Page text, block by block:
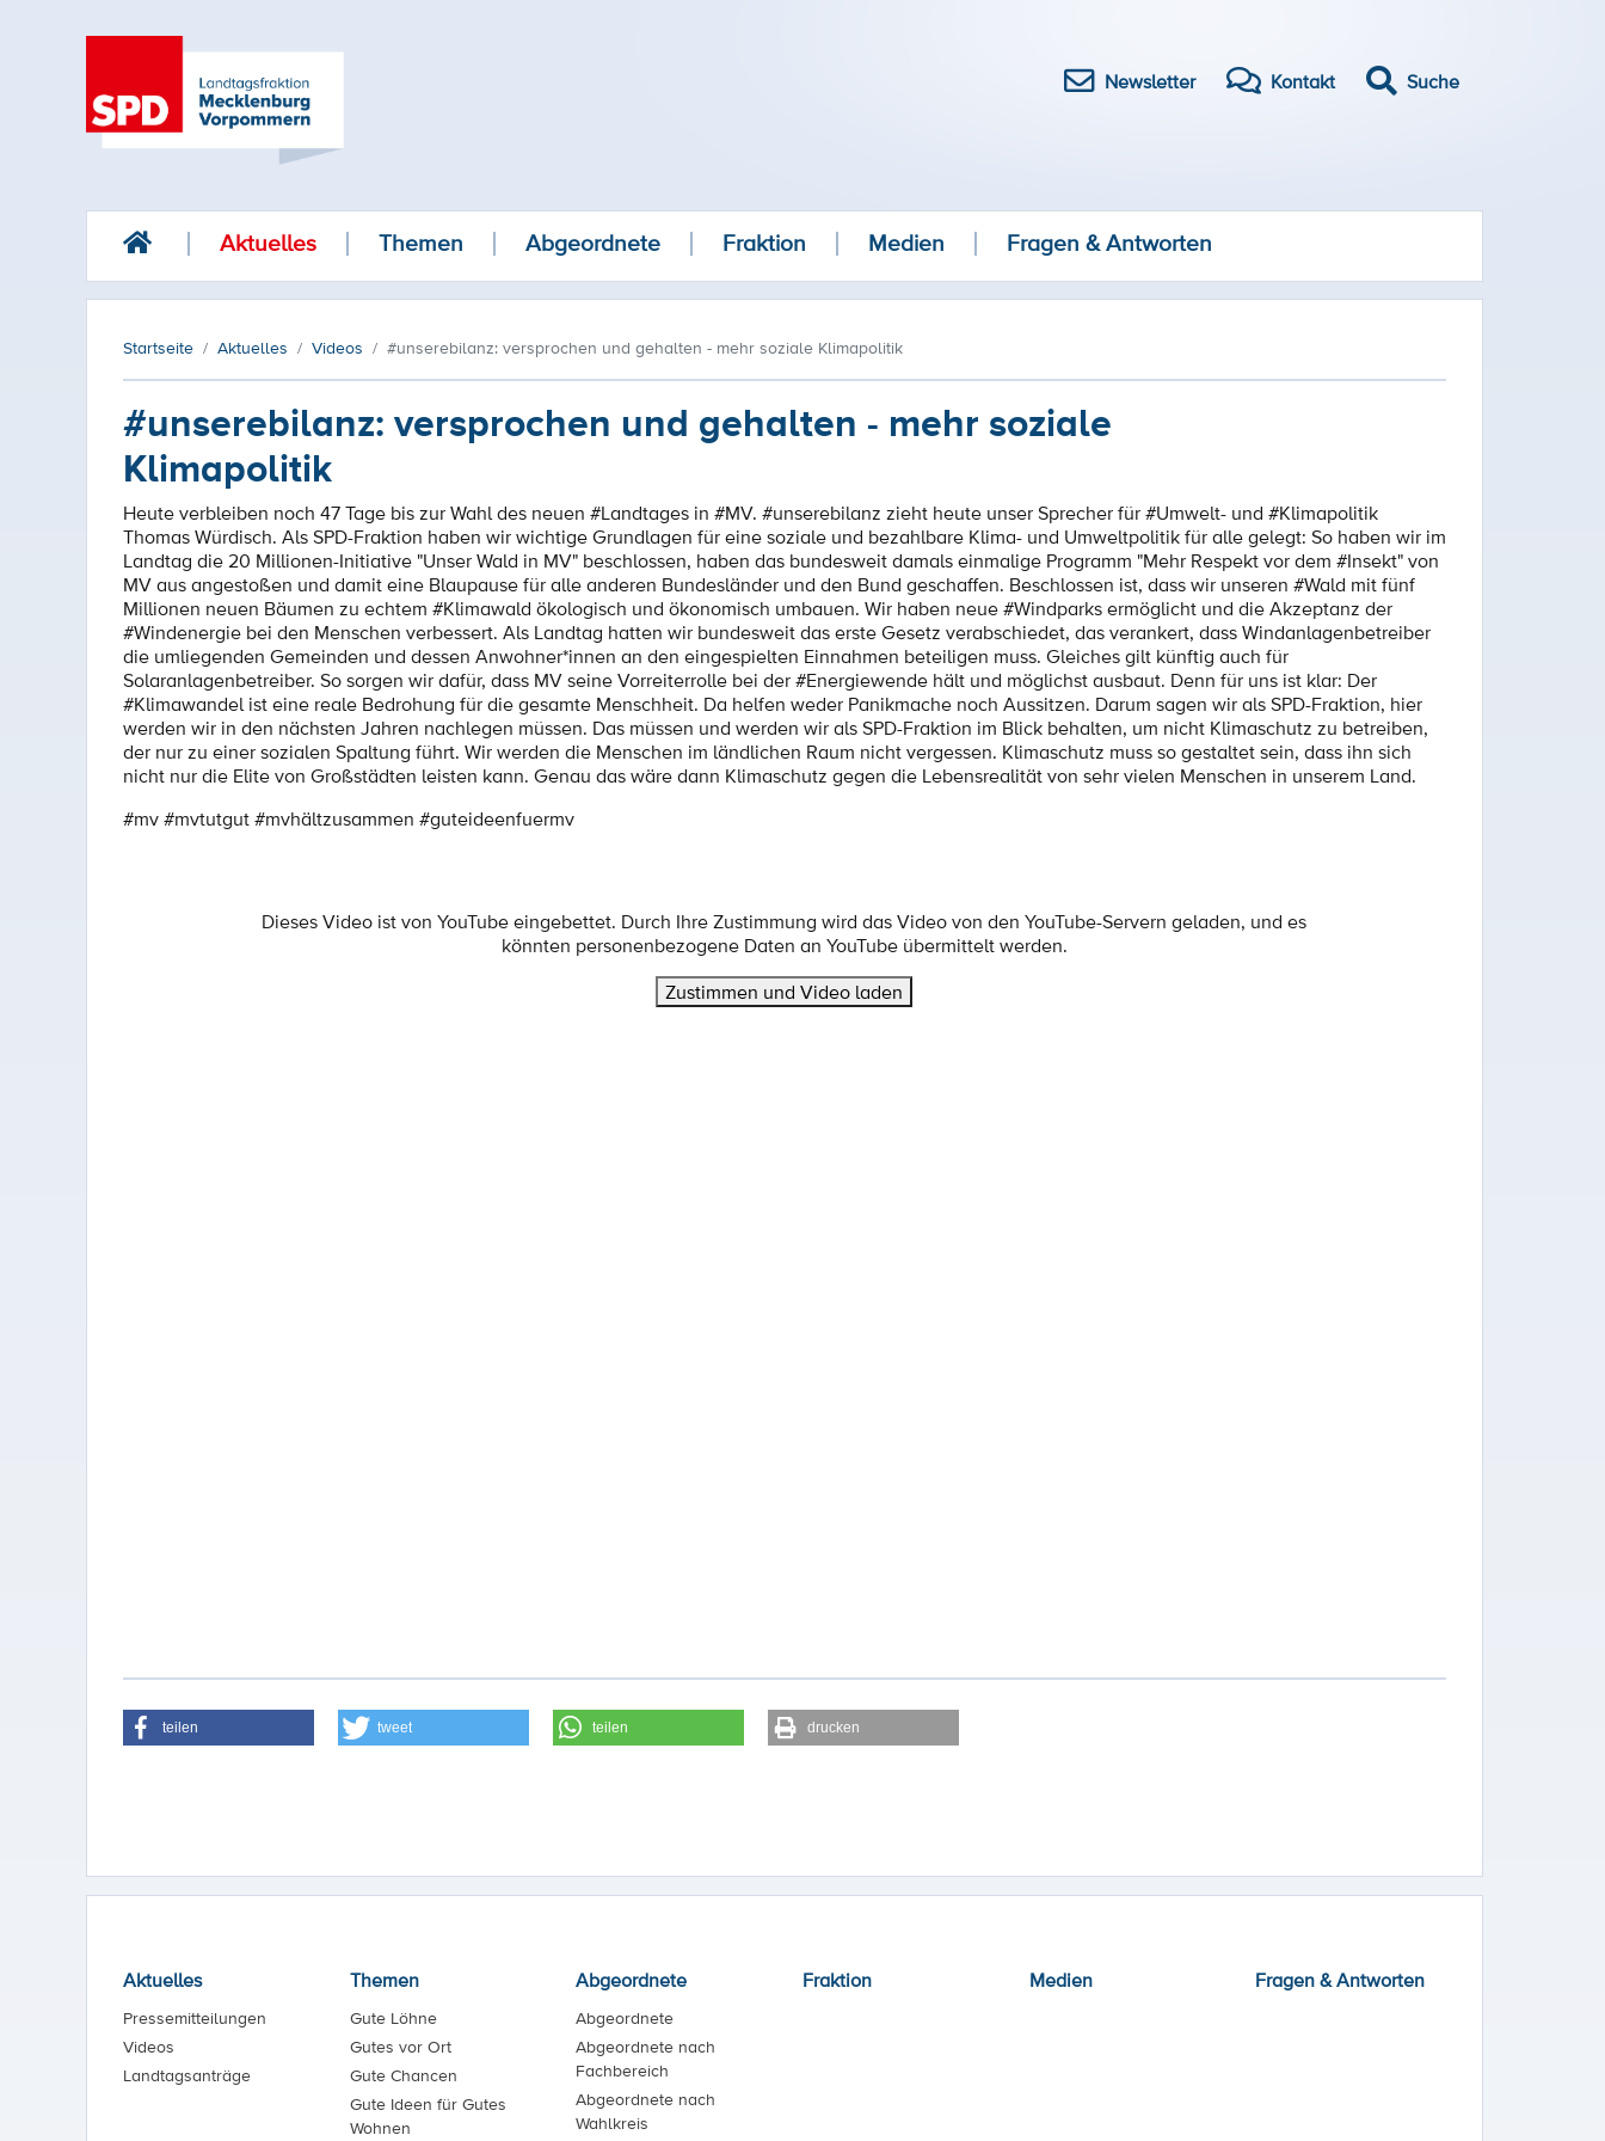
Newsletter Kontakt Suche
Aktuelles Themen Abgeordnete Fraktion Medien Fragen & Antworten
Startseite Aktuelles Videos #unserebilanz: versprochen und gehalten - mehr soziale Klimapolitik
#unserebilanz: versprochen und gehalten - mehr soziale
Klimapolitik
Heute verbleiben noch 47 Tage bis zur Wahl des neuen #Landtages in #MV. #unserebilanz zieht heute unser Sprecher für #Umwelt- und #Klimapolitik
Thomas Würdisch. Als SPD-Fraktion haben wir wichtige Grundlagen für eine soziale und bezahlbare Klima- und Umweltpolitik für alle gelegt: So haben wir im
Landtag die 20 Millionen-Initiative "Unser Wald in MV" beschlossen, haben das bundesweit damals einmalige Programm "Mehr Respekt vor dem #Insekt" von
MV aus angestoßen und damit eine Blaupause für alle anderen Bundesländer und den Bund geschaffen. Beschlossen ist, dass wir unseren #Wald mit fünf
Millionen neuen Bäumen zu echtem #Klimawald ökologisch und ökonomisch umbauen. Wir haben neue #Windparks ermöglicht und die Akzeptanz der
#Windenergie bei den Menschen verbessert. Als Landtag hatten wir bundesweit das erste Gesetz verabschiedet, das verankert, dass Windanlagenbetreiber
die umliegenden Gemeinden und dessen Anwohner*innen an den eingespielten Einnahmen beteiligen muss. Gleiches gilt künftig auch für
Solaranlagenbetreiber. So sorgen wir dafür, dass MV seine Vorreiterrolle bei der #Energiewende hält und möglichst ausbaut. Denn für uns ist klar: Der
#Klimawandel ist eine reale Bedrohung für die gesamte Menschheit. Da helfen weder Panikmache noch Aussitzen. Darum sagen wir als SPD-Fraktion, hier
werden wir in den nächsten Jahren nachlegen müssen. Das müssen und werden wir als SPD-Fraktion im Blick behalten, um nicht Klimaschutz zu betreiben,
der nur zu einer sozialen Spaltung führt. Wir werden die Menschen im ländlichen Raum nicht vergessen. Klimaschutz muss so gestaltet sein, dass ihn sich
nicht nur die Elite von Großstädten leisten kann. Genau das wäre dann Klimaschutz gegen die Lebensrealität von sehr vielen Menschen in unserem Land.
#mv #mvtutgut #mvhältzusammen #guteideenfuermv
Dieses Video ist von YouTube eingebettet. Durch Ihre Zustimmung wird das Video von den YouTube-Servern geladen, und es
könnten personenbezogene Daten an YouTube übermittelt werden.
Zustimmen und Video laden
teilen tweet teilen drucken
Aktuelles
Pressemitteilungen
Videos
Landtagsanträge
Themen
Gute Löhne
Gutes vor Ort
Gute Chancen
Gute Ideen für Gutes
Wohnen
Abgeordnete
Abgeordnete
Abgeordnete nach
Fachbereich
Abgeordnete nach
Wahlkreis
Fraktion Medien Fragen & Antworten